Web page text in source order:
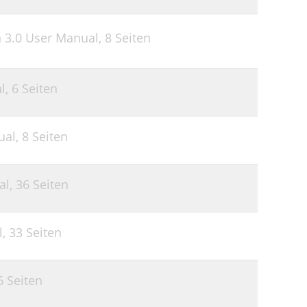
22
25
30
31
33
3.0 User Manual, 8 Seiten
6 Seiten
8 Seiten
36 Seiten
33 Seiten
Seiten